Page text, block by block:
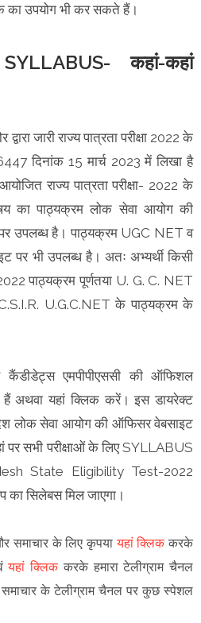
का उपयोग भी कर सकते हैं।
कहां-कहां
जारी राज्य पात्रता परीक्षा 2022 के
दिनांक 15 मार्च 2023 में लिखा है
राज्य पात्रता परीक्षा- 2022 के
का पाठ्यक्रम लोक सेवा आयोग की
उपलब्ध है। पाठ्यक्रम UGC NET व
पर भी उपलब्ध है। अतः अभ्यर्थी किसी
पाठ्यक्रम पूर्णतया U. G. C. NET
C.S.I.R. U.G.C.NET के पाठ्यक्रम के
एमपीपीएससी की ऑफिशल
अथवा यहां क्लिक करें। इस डायरेक्ट
लोक सेवा आयोग की ऑफिसर वेबसाइट
सभी परीक्षाओं के लिए SYLLABUS
State Eligibility Test-2022
सिलेबस मिल जाएगा।
समाचार के लिए कृपयायहां क्लिक करके
यहां क्लिक करके हमारा टेलीग्राम चैनल
समाचार के टेलीग्राम चैनल पर कुछ स्पेशल